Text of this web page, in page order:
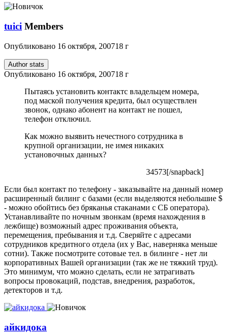
tuici Members
Опубликовано 16 октября, 200718 г
Author stats
Опубликовано 16 октября, 200718 г
Пытаясь установить контактс владельцем номера,
под маской получения кредита, был осуществлен
звонок, однако абонент на контакт не пошел,
телефон отключил.
Как можно выявить нечестного сотрудника в
крупной организации, не имея никаких
установочных данных?
34573[/snapback]
Если был контакт по телефону - заказывайте на данный номер
расширенный билинг с базами (если выделяются небольшие $
- можно обойтись без бряканья стаканами с СБ оператора).
Устанавливайте по ночным звонкам (время нахождения в
лежбище) возможный адрес проживания объекта,
перемещения, пребывания и т.д. Сверяйте с адресами
сотрудников кредитного отдела (их у Вас, наверняка меньше
сотни). Также посмотрите сотовые тел. в билинге - нет ли
корпоративных Вашей организации (так же не тяжкий труд).
Это минимум, что можно сделать, если не затрагивать
вопросы провокаций, подстав, внедрения, разработок,
детекторов и т.д.
айкидока